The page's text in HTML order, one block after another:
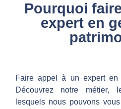
o
q
Pourquoi
expert en
Faire appel à un expert en
Découvrez notre métier,
lesquels nous pouvons